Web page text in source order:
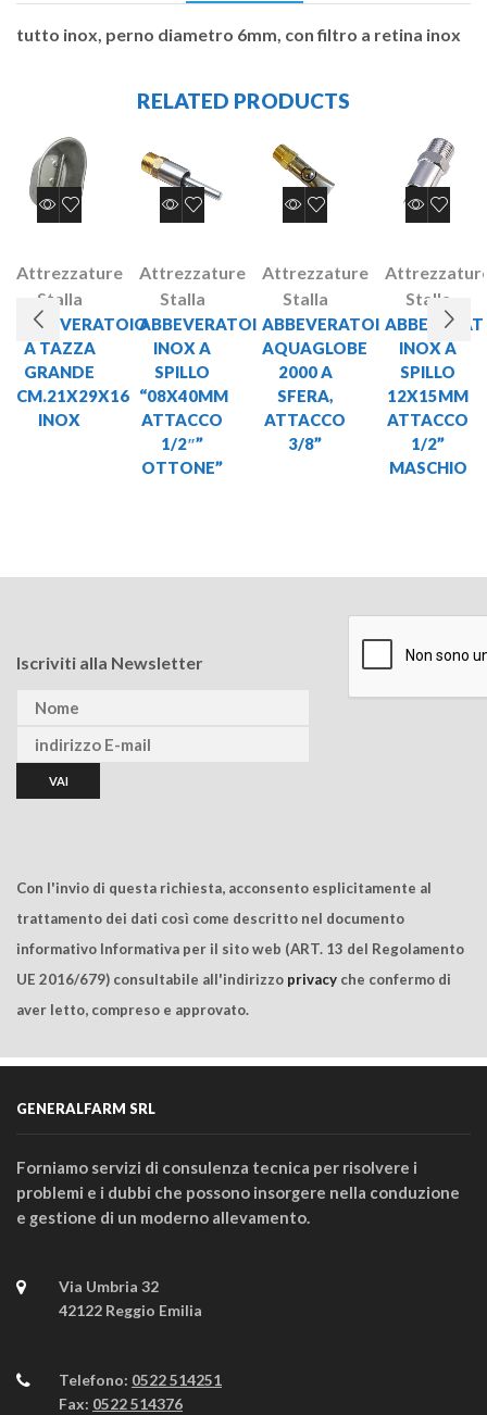
tutto inox, perno diametro 6mm, con filtro a retina inox
RELATED PRODUCTS
Attrezzature
Stalla
ABBEVERATOIO
A TAZZA
GRANDE
CM.21X29X16
INOX
Attrezzature
Stalla
ABBEVERATOI
INOX A
SPILLO
“08X40MM
ATTACCO
1/2″”
OTTONE”
Attrezzature
Stalla
ABBEVERATOI
AQUAGLOBE
2000 A
SFERA,
ATTACCO
3/8”
Stalla
INOX A
SPILLO
12X15MM
ATTACCO
1/2”
MASCHIO
Iscriviti alla Newsletter
Con l'invio di questa richiesta, acconsento esplicitamente al
trattamento dei dati così come descritto nel documento
informativo Informativa per il sito web (ART. 13 del Regolamento
UE 2016/679) consultabile all'indirizzo privacy che confermo di
aver letto, compreso e approvato.
GENERALFARM SRL
Forniamo servizi di consulenza tecnica per risolvere i
problemi e i dubbi che possono insorgere nella conduzione
e gestione di un moderno allevamento.
Via Umbria 32
42122 Reggio Emilia
Telefono: 0522 514251
Fax: 0522 514376